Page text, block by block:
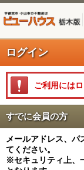
ログイン
ご利用には
すでに会員の方
メールアドレス、
てください。
※セキュリティ上、